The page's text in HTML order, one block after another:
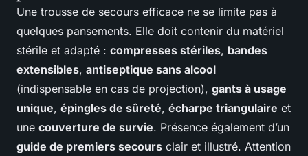
Une trousse de secours efficace ne se limite pas à
quelques pansements. Elle doit contenir du matériel
stérile et adapté : compresses stériles, bandes
extensibles, antiseptique sans alcool
(indispensable en cas de projection), gants à usage
unique, épingles de sûreté, écharpe triangulaire et
une couverture de survie. Présence également d’un
guide de premiers secours clair et illustré. Attention